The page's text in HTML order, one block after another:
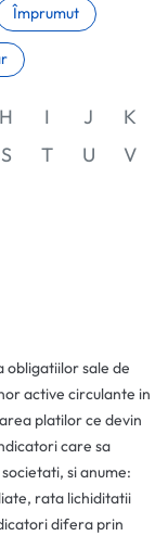
Împrumut
H I J
K
S T U
V
new tab)
in a new tab)
sale de
active circulante in
platilor ce devin
care sa
si anume:
rata lichiditatii
difera prin